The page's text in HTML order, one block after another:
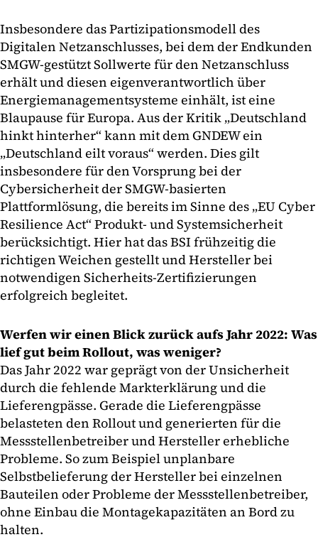
Insbesondere das Partizipationsmodell des
Digitalen Netzanschlusses, bei dem der Endkunden
SMGW-gestützt Sollwerte für den Netzanschluss
erhält und diesen eigenverantwortlich über
Energiemanagementsysteme einhält, ist eine
Blaupause für Europa. Aus der Kritik „Deutschland
hinkt hinterher“ kann mit dem GNDEW ein
„Deutschland eilt voraus“ werden. Dies gilt
insbesondere für den Vorsprung bei der
Cybersicherheit der SMGW-basierten
Plattformlösung, die bereits im Sinne des „EU Cyber
Resilience Act“ Produkt- und Systemsicherheit
berücksichtigt. Hier hat das BSI frühzeitig die
richtigen Weichen gestellt und Hersteller bei
notwendigen Sicherheits-Zertifizierungen
erfolgreich begleitet.
Werfen wir einen Blick zurück aufs Jahr 2022: Was
lief gut beim Rollout, was weniger?
Das Jahr 2022 war geprägt von der Unsicherheit
durch die fehlende Markterklärung und die
Lieferengpässe. Gerade die Lieferengpässe
belasteten den Rollout und generierten für die
Messstellenbetreiber und Hersteller erhebliche
Probleme. So zum Beispiel unplanbare
Selbstbelieferung der Hersteller bei einzelnen
Bauteilen oder Probleme der Messstellenbetreiber,
ohne Einbau die Montagekapazitäten an Bord zu
halten.